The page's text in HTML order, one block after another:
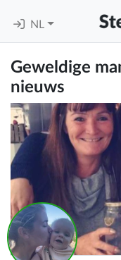
NL
Geweldige
nieuws